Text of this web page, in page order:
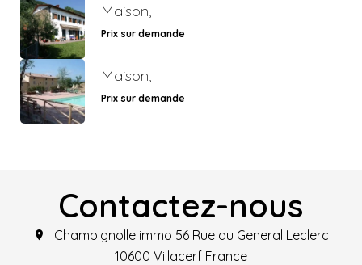
Maison,
Prix sur demande
Maison,
Prix sur demande
Contactez-nous
Champignolle immo 56 Rue du General Leclerc
10600 Villacerf France